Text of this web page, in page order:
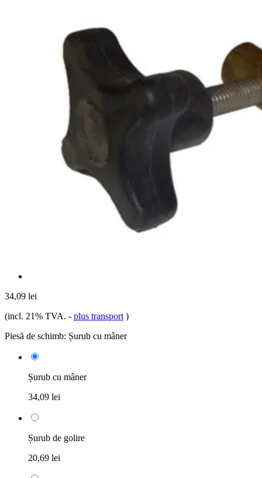
34,09 lei
(incl. 21% TVA. - plus transport )
Piesă de schimb: Șurub cu mâner
Șurub cu mâner
34,09 lei
Șurub de golire
20,69 lei